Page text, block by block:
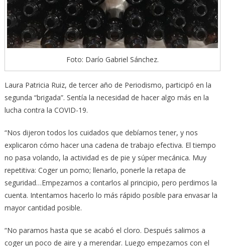
Foto: Darío Gabriel Sánchez.
Laura Patricia Ruiz, de tercer año de Periodismo, participó en la
segunda “brigada”. Sentía la necesidad de hacer algo más en la
lucha contra la COVID-19.
“Nos dijeron todos los cuidados que debíamos tener, y nos
explicaron cómo hacer una cadena de trabajo efectiva. El tiempo
no pasa volando, la actividad es de pie y súper mecánica. Muy
repetitiva: Coger un pomo; llenarlo, ponerle la retapa de
seguridad…Empezamos a contarlos al principio, pero perdimos la
cuenta. Intentamos hacerlo lo más rápido posible para envasar la
mayor cantidad posible.
“No paramos hasta que se acabó el cloro. Después salimos a
coger un poco de aire y a merendar. Luego empezamos con el